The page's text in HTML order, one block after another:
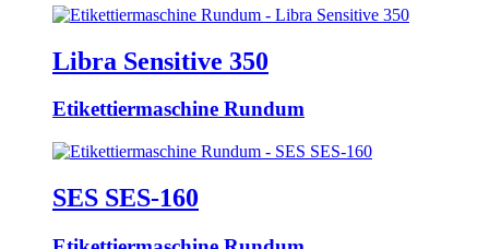
Libra Sensitive 350
Etikettiermaschine Rundum
SES SES-160